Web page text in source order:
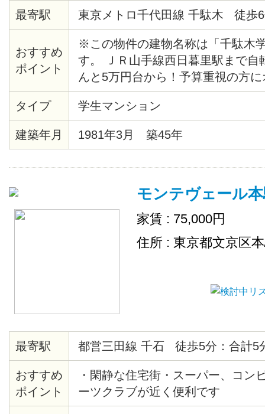
最寄駅 東京メトロ千代田線 千駄木 徒歩
おすすめ
ポイント
※この物件の建物名称は「千駄木
す。 ＪＲ山手線西日暮里駅まで自
んと5万円台から！予算重視の方
らに嬉しいのは、防犯カメラ付き
電もついているので、お引越しも
タイプ 学生マンション
建築年月 1981年3月 築45年
モンテヴェール
家賃 : 75,000円
住所 : 東京都文京区
最寄駅 都営三田線 千石 徒歩5分：合計5
おすすめ
ポイント
・閑静な住宅街・スーパー、コン
ーツクラブが近く便利です